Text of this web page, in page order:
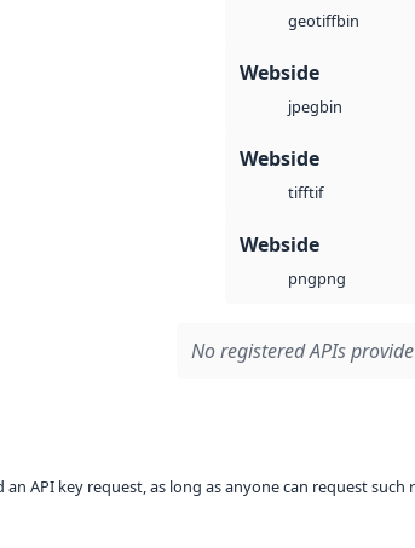
geotiffbin
Webside
jpegbin
Webside
tifftif
Webside
pngpng
No registered APIs
API key request, as long as anyone can request